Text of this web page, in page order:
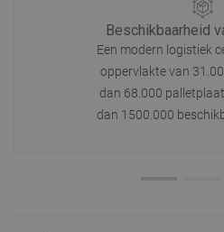
Beschikbaarheid
Een modern logistiek
oppervlakte van
dan 68.000
dan 1500.000